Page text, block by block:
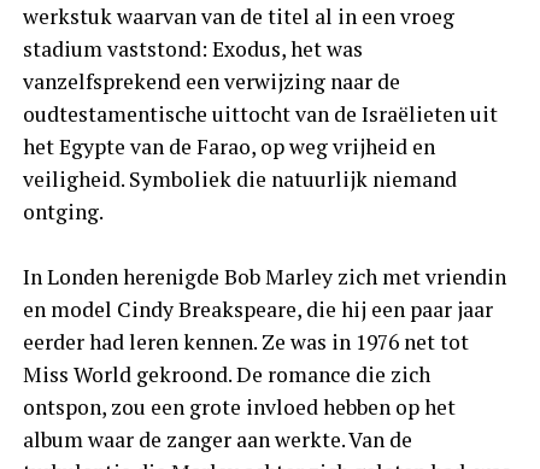
werkstuk waarvan van de titel al in een vroeg
stadium vaststond: Exodus, het was
vanzelfsprekend een verwijzing naar de
oudtestamentische uittocht van de Israëlieten uit
het Egypte van de Farao, op weg vrijheid en
veiligheid. Symboliek die natuurlijk niemand
ontging.
In Londen herenigde Bob Marley zich met vriendin
en model Cindy Breakspeare, die hij een paar jaar
eerder had leren kennen. Ze was in 1976 net tot
Miss World gekroond. De romance die zich
ontspon, zou een grote invloed hebben op het
album waar de zanger aan werkte. Van de